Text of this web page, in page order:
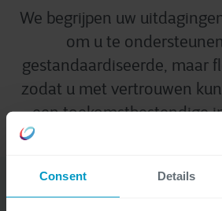
Consent Details
We begrijpen uw
om u te
gestandaardiseerde, maar
zodat u met vertrouwen
een toekomstbestendige
Bekijk de opname